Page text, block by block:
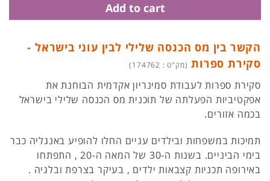
הקשר בין מס הכנסה שלילי לבין עוני בישראל -
סקירת ספרות (מק"ט : 174762)
סקירת ספרות לעבודת סמינריון אקדמית הבוחנת את
אפקטיביות הפעלתה של תוכנית מס הכנסה שלילי בישראל
בכמה אזורים.
תמיכות במשפחות ובילדים עניים החלו להופיע באנגליה כבר
בימי הביניים. בשנות ה-30 של המאה ה-20 , התפתחו
באירופה תכניות קצבאות ילדים , בעיקר בצרפת ובלגיה .
Add to cart